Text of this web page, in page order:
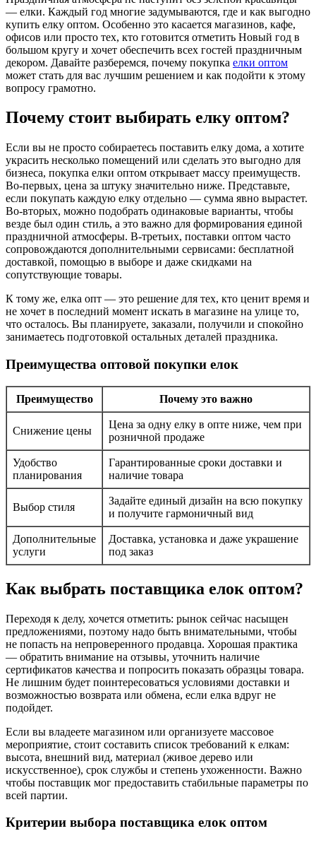
— елки. Каждый год многие задумываются, где и как выгодно
купить елку оптом. Особенно это касается магазинов, кафе,
офисов или просто тех, кто готовится отметить Новый год в
большом кругу и хочет обеспечить всех гостей праздничным
декором. Давайте разберемся, почему покупка елки оптом
может стать для вас лучшим решением и как подойти к этому
вопросу грамотно.
Почему стоит выбирать елку оптом?
Если вы не просто собираетесь поставить елку дома, а хотите
украсить несколько помещений или сделать это выгодно для
бизнеса, покупка елки оптом открывает массу преимуществ.
Во-первых, цена за штуку значительно ниже. Представьте,
если покупать каждую елку отдельно — сумма явно вырастет.
Во-вторых, можно подобрать одинаковые варианты, чтобы
везде был один стиль, а это важно для формирования единой
праздничной атмосферы. В-третьих, поставки оптом часто
сопровождаются дополнительными сервисами: бесплатной
доставкой, помощью в выборе и даже скидками на
сопутствующие товары.
К тому же, елка опт — это решение для тех, кто ценит время и
не хочет в последний момент искать в магазине на улице то,
что осталось. Вы планируете, заказали, получили и спокойно
занимаетесь подготовкой остальных деталей праздника.
Преимущества оптовой покупки елок
Преимущество Почему это важно
Снижение цены
Цена за одну елку в опте ниже, чем при
розничной продаже
Удобство
планирования
Гарантированные сроки доставки и
наличие товара
Выбор стиля
Задайте единый дизайн на всю покупку
и получите гармоничный вид
Дополнительные
услуги
Доставка, установка и даже украшение
под заказ
Как выбрать поставщика елок оптом?
Переходя к делу, хочется отметить: рынок сейчас насыщен
предложениями, поэтому надо быть внимательными, чтобы
не попасть на непроверенного продавца. Хорошая практика
— обратить внимание на отзывы, уточнить наличие
сертификатов качества и попросить показать образцы товара.
Не лишним будет поинтересоваться условиями доставки и
возможностью возврата или обмена, если елка вдруг не
подойдет.
Если вы владеете магазином или организуете массовое
мероприятие, стоит составить список требований к елкам:
высота, внешний вид, материал (живое дерево или
искусственное), срок службы и степень ухоженности. Важно
чтобы поставщик мог предоставить стабильные параметры по
всей партии.
Критерии выбора поставщика елок оптом